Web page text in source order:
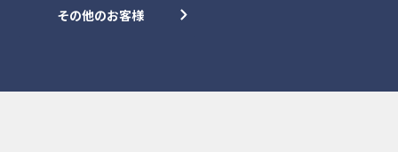
その他のお客様